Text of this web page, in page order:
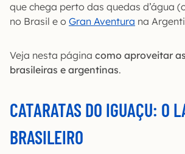
que chega perto das quedas d’água
no Brasil e o Gran Aventura na
Veja nesta página como aproveitar
brasileiras e argentinas.
CATARATAS DO IGUAÇU: O
BRASILEIRO